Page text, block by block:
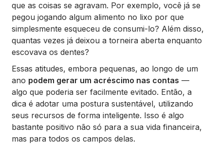
que as coisas se agravam. Por exemplo, você já se
pegou jogando algum alimento no lixo por que
simplesmente esqueceu de consumi-lo? Além disso,
quantas vezes já deixou a torneira aberta enquanto
escovava os dentes?
Essas atitudes, embora pequenas, ao longo de um
ano podem gerar um acréscimo nas contas —
algo que poderia ser facilmente evitado. Então, a
dica é adotar uma postura sustentável, utilizando
seus recursos de forma inteligente. Isso é algo
bastante positivo não só para a sua vida financeira,
mas para todos os campos delas.